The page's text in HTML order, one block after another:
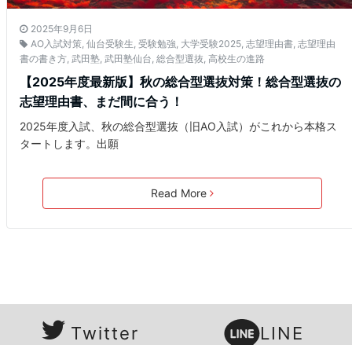
2025年9月6日
AO入試対策 仙台受験生 受験勉強 大学受験2025 志望理由書 志望理由
書の書き方 武田塾 武田塾仙台 総合型選抜 高校生の進路
【2025年度最新版】秋の総合型選抜対策！総合型選抜の
志望理由書、まだ間に合う！
2025年度入試、秋の総合型選抜（旧AO入試）がこれから本格ス
タートします。出願
Read More
Twitter LINE